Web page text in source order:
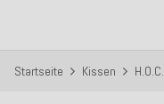
Startseite Kissen